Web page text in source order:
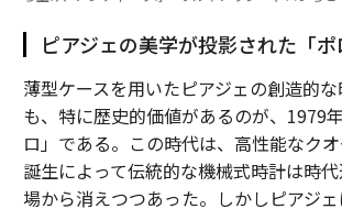
ピアジェの美学が投影された「ポ
薄型ケースを用いたピアジェの創造的
も、特に歴史的価値があるのが、1979
ロ」である。この時代は、高性能なク
誕生によって伝統的な機械式時計は時
場から消えつつあった。しかしピアジ